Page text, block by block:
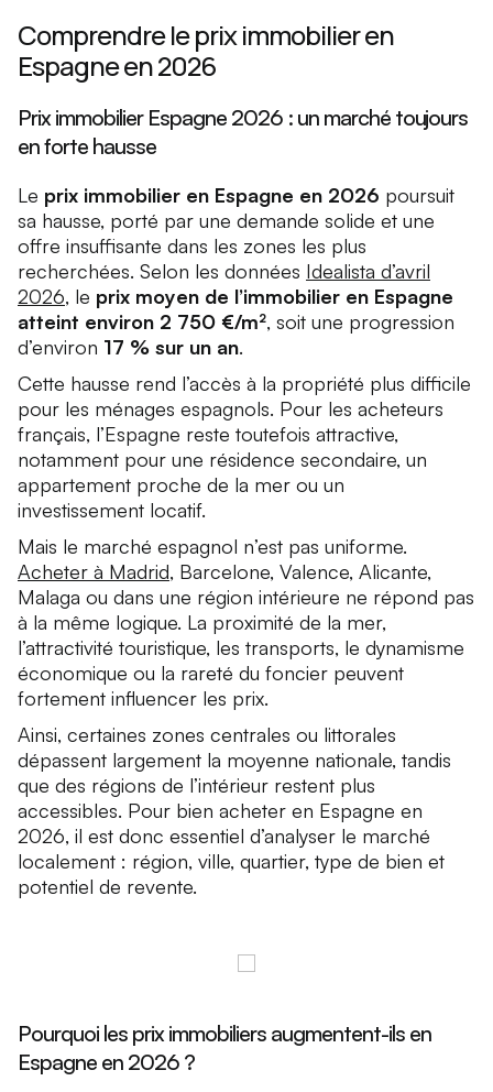
Comprendre le prix immobilier en
Espagne en 2026
Prix immobilier Espagne 2026 : un marché toujours
en forte hausse
Le prix immobilier en Espagne en 2026 poursuit
sa hausse, porté par une demande solide et une
offre insuffisante dans les zones les plus
recherchées. Selon les données Idealista d’avril
2026, le prix moyen de l’immobilier en Espagne
atteint environ 2 750 €/m², soit une progression
d’environ 17 % sur un an.
Cette hausse rend l’accès à la propriété plus difficile
pour les ménages espagnols. Pour les acheteurs
français, l’Espagne reste toutefois attractive,
notamment pour une résidence secondaire, un
appartement proche de la mer ou un
investissement locatif.
Mais le marché espagnol n’est pas uniforme.
Acheter à Madrid, Barcelone, Valence, Alicante,
Malaga ou dans une région intérieure ne répond pas
à la même logique. La proximité de la mer,
l’attractivité touristique, les transports, le dynamisme
économique ou la rareté du foncier peuvent
fortement influencer les prix.
Ainsi, certaines zones centrales ou littorales
dépassent largement la moyenne nationale, tandis
que des régions de l’intérieur restent plus
accessibles. Pour bien acheter en Espagne en
2026, il est donc essentiel d’analyser le marché
localement : région, ville, quartier, type de bien et
potentiel de revente.
Pourquoi les prix immobiliers augmentent-ils en
Espagne en 2026 ?